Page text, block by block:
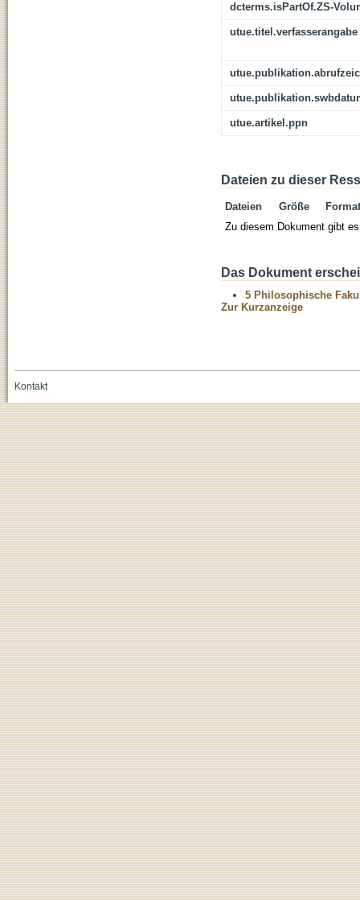
dcterms.isPartOf.ZS-
utue.titel.verfasserangabe
utue.artikel.ppn
Dateien zu dieser
Dateien Größe
Format
Zu diesem Dokument gibt
Das Dokument
5 Philosophische
Zur Kurzanzeige
Kontakt